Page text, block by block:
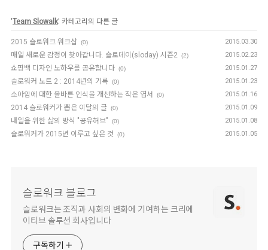
'Team Slowalk' 카테고리의 다른 글
2015 슬로워크 워크샵 (0) 2015.03.30
매일 새로운 감정이 찾아갑니다. 슬로데이(sloday) 시즌2 (2) 2015.02.23
쇼핑백 디자인 노하우를 공유합니다 (0) 2015.01.27
슬로워커 노트 2 : 2014년의 기록 (0) 2015.01.23
소아암에 대한 올바른 인식을 개선하는 작은 엽서 (0) 2015.01.16
2014 슬로워커가 뽑은 이달의 글 (0) 2015.01.09
내일을 위한 삶의 방식 "공유허브" (0) 2015.01.08
슬로워커가 2015년 이루고 싶은 것 (0) 2015.01.05
슬로워크 블로그
슬로워크는 조직과 사회의 변화에 기여하는 크리에
이티브 솔루션 회사입니다
구독하기